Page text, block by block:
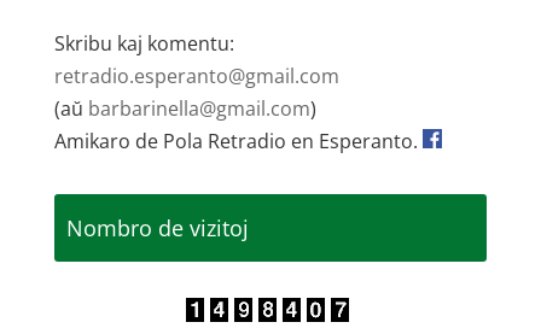
Skribu kaj komentu:
retradio.esperanto@gmail.com
(aŭ barbarinella@gmail.com)
Amikaro de Pola Retradio en Esperanto.
Nombro de vizitoj